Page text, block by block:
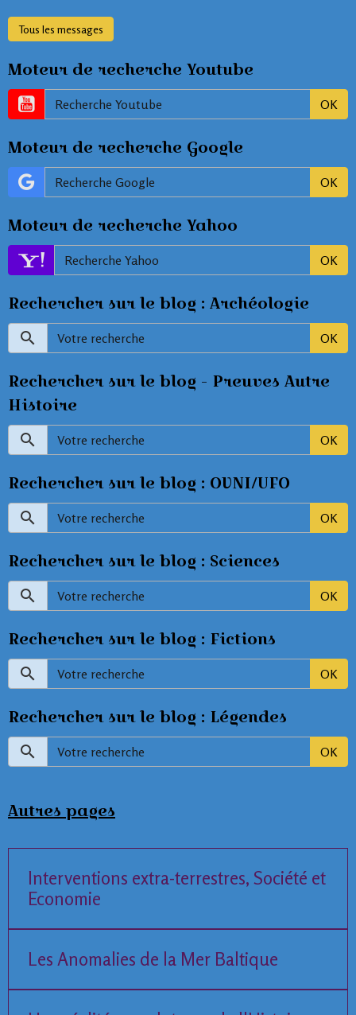
Tous les messages
Moteur de recherche Youtube
OK
Moteur de recherche Google
OK
Moteur de recherche Yahoo
OK
Rechercher sur le blog : Archéologie
OK
Rechercher sur le blog - Preuves Autre
Histoire
OK
Rechercher sur le blog : OVNI/UFO
OK
Rechercher sur le blog : Sciences
OK
Rechercher sur le blog : Fictions
OK
Rechercher sur le blog : Légendes
OK
Autres pages
Interventions extra-terrestres, Société et
Economie
Les Anomalies de la Mer Baltique